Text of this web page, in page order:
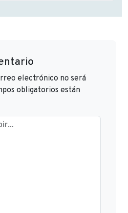
electrónico no será
obligatorios están